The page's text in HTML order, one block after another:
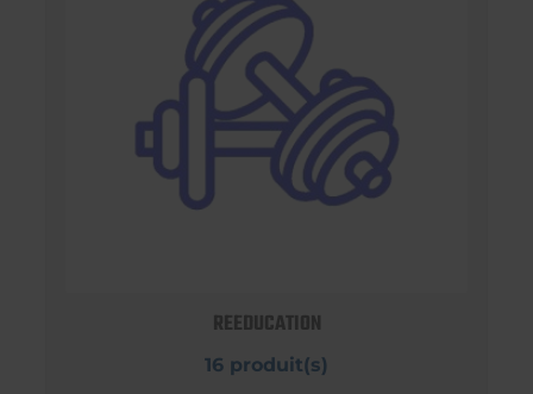
REEDUCATION
16 produit(s)